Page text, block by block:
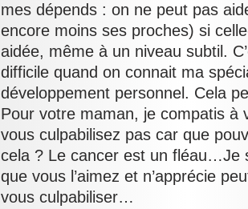
mes dépends : on ne peut pas
encore moins ses proches) si
aidée, même à un niveau subtil.
difficile quand on connait ma
développement personnel. Cela
Pour votre maman, je compatis à
vous culpabilisez pas car que
cela ? Le cancer est un fléau…Je
que vous l’aimez et n’apprécie
vous culpabiliser…